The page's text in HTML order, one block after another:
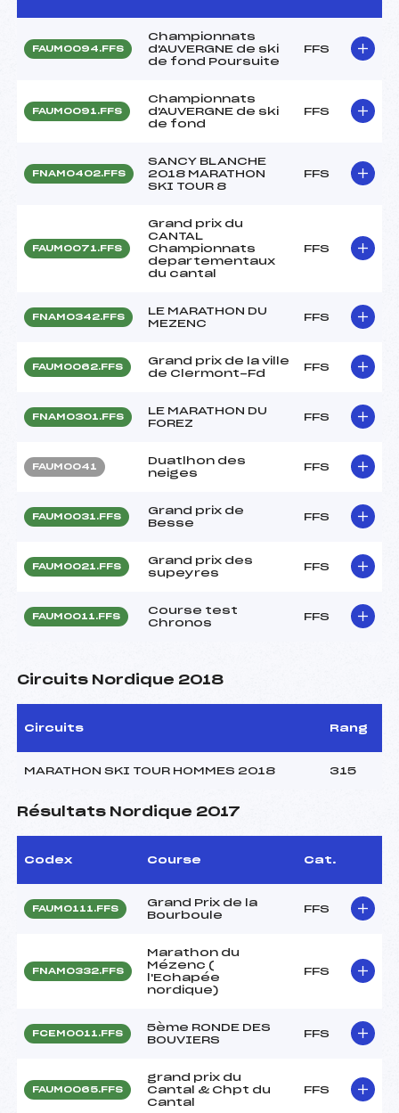
FAUM0094.FFS
Championnats
d'AUVERGNE de ski
de fond Poursuite
FFS
FAUM0091.FFS
Championnats
d'AUVERGNE de ski
de fond
FFS
FNAM0402.FFS
SANCY BLANCHE
2018 MARATHON
SKI TOUR 8
FFS
FAUM0071.FFS
Grand prix du
CANTAL
Championnats
departementaux
du cantal
FFS
FNAM0342.FFS
LE MARATHON DU
MEZENC
FFS
FAUM0062.FFS
Grand prix de la ville
de Clermont-Fd
FFS
FNAM0301.FFS
LE MARATHON DU
FOREZ
FFS
FAUM0041
Duatlhon des
neiges
FFS
FAUM0031.FFS
Grand prix de
Besse
FFS
FAUM0021.FFS
Grand prix des
supeyres
FFS
FAUM0011.FFS
Course test
Chronos
FFS
Circuits Nordique 2018
Circuits Rang
MARATHON SKI TOUR HOMMES 2018 315
Résultats Nordique 2017
Codex Course Cat.
FAUM0111.FFS
Grand Prix de la
Bourboule
FFS
FNAM0332.FFS
Marathon du
Mézenc (
l'Echapée
nordique)
FFS
FCEM0011.FFS
5ème RONDE DES
BOUVIERS
FFS
FAUM0065.FFS
grand prix du
Cantal & Chpt du
Cantal
FFS